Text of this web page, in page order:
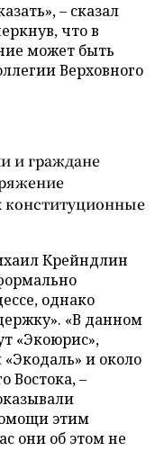
– сказал
что в
может быть
Верховного
и граждане
конституционные
Крейндлин
однако
«В данном
«Экоюрис»,
и около
Востока, –
этим
они об этом не